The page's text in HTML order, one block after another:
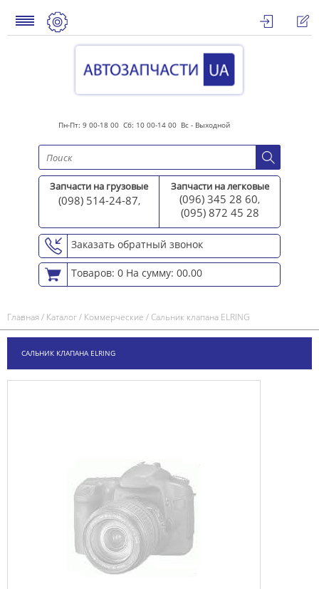
Пн-Пт: 9 00-18 00 Сб: 10 00-14 00 Вс - Выходной
Запчасти на грузовые
(098) 514-24-87,
Запчасти на легковые
(096) 345 28 60,
(095) 872 45 28
Заказать обратный звонок
Товаров: 0 На сумму: 00.00
Главная/ Каталог/ Коммерческие /Сальник клапана ELRING
САЛЬНИК КЛАПАНА ELRING